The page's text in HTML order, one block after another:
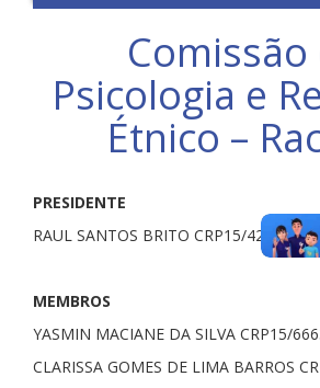
Comissão
Psicologia e
Étnico –
PRESIDENTE
RAUL SANTOS BRITO CRP15/4267
MEMBROS
YASMIN MACIANE DA SILVA CRP15/
CLARISSA GOMES DE LIMA BARROS